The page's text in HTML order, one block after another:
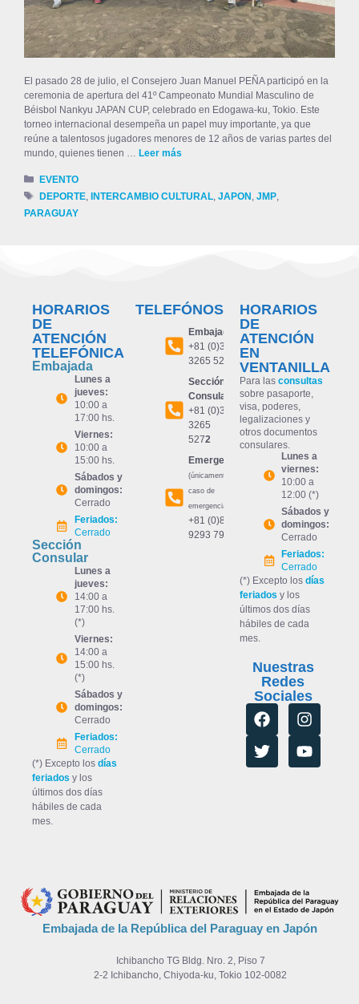
El pasado 28 de julio, el Consejero Juan Manuel PEÑA participó en la
ceremonia de apertura del 41º Campeonato Mundial Masculino de
Béisbol Nankyu JAPAN CUP, celebrado en Edogawa-ku, Tokio. Este
torneo internacional desempeña un papel muy importante, ya que
reúne a talentosos jugadores menores de 12 años de varias partes del
mundo, quienes tienen … Leer más
EVENTO
DEPORTE,INTERCAMBIO CULTURAL,JAPON,JMP,
PARAGUAY
HORARIOS
DE
ATENCIÓN
TELEFÓNICA
Embajada
Lunes a
jueves:
10:00 a
17:00 hs.
Viernes:
10:00 a
15:00 hs.
Sábados y
domingos:
Cerrado
Feriados:
Cerrado
Sección
Consular
Lunes a
jueves:
14:00 a
17:00 hs.
(*)
Viernes:
14:00 a
15:00 hs.
(*)
Sábados y
domingos:
Cerrado
Feriados:
Cerrado
(*) Excepto los días
feriados y los
últimos dos días
hábiles de cada
mes.
TELEFÓNOS
Embajada:
+81 (0)3
3265 527
Sección
Consular:
+81 (0)3
3265
5272
Emergencia:
(únicamente en
caso de
emergencia)
+81 (0)80
9293 7992
HORARIOS
DE
ATENCIÓN
EN
VENTANILLA
Para las consultas
sobre pasaporte,
visa, poderes,
legalizaciones y
otros documentos
consulares.
Lunes a
viernes:
10:00 a
12:00 (*)
Sábados y
domingos:
Cerrado
Feriados:
Cerrado
(*) Excepto los días
feriados y los
últimos dos días
hábiles de cada
mes.
Nuestras
Redes
Sociales
Embajada de la República del Paraguay en Japón
Ichibancho TG Bldg. Nro. 2, Piso 7
2-2 Ichibancho, Chiyoda-ku, Tokio 102-0082